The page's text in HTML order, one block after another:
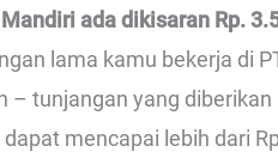
ada dikisaran Rp.
lama kamu bekerja di
tunjangan yang diberikan
mencapai lebih dari